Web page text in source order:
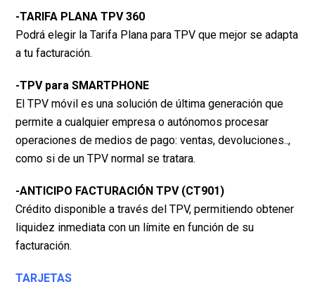
-TARIFA PLANA TPV 360
Podrá elegir la Tarifa Plana para TPV que mejor se adapta
a tu facturación.
-TPV para SMARTPHONE
El TPV móvil es una solución de última generación que
permite a cualquier empresa o autónomosprocesar
operaciones de medios de pago: ventas, devoluciones..,
como si de un TPV normal setratara.
-ANTICIPO FACTURACIÓN TPV (CT901)
Crédito disponible a través del TPV, permitiendo obtener
liquidez inmediata con un límite en funciónde su
facturación.
TARJETAS